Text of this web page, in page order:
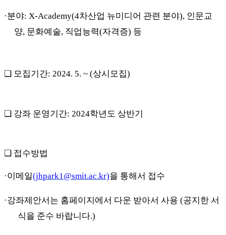
·분야: X-Academy(4차산업 뉴미디어 관련 분야), 인문교
양, 문화예술, 직업능력(자격증) 등
❏ 모집기간: 2024. 5. ~ (상시모집)
❏ 강좌 운영기간: 2024학년도 상반기
❏ 접수방법
·이메일(jhpark1@smit.ac.kr)을 통해서 접수
·강좌제안서는 홈페이지에서 다운 받아서 사용 (공지한 서
식을 준수 바랍니다.)